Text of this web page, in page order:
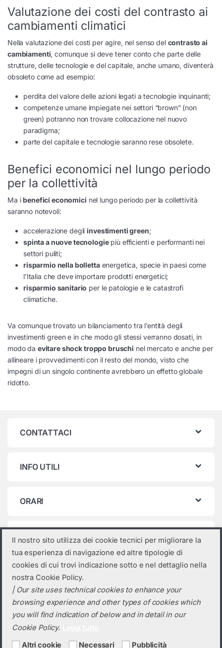
Valutazione dei costi del contrasto ai
cambiamenti climatici
Nella valutazione dei costi per agire, nel senso del contrasto ai
cambiamenti, comunque si deve tener conto che parte delle
strutture, delle tecnologie e del capitale, anche umano, diventerà
obsoleto come ad esempio:
perdita del valore delle azioni legati a tecnologie inquinanti;
competenze umane impiegate nei settori “brown” (non
green) potranno non trovare collocazione nel nuovo
paradigma;
parte del capitale e tecnologie saranno rese obsolete.
Benefici economici nel lungo periodo
per la collettività
Ma ibenefici economici nel lungo periodo per la collettività
saranno notevoli:
accelerazione degliinvestimenti green;
spinta a nuove tecnologiepiù efficienti e performanti nei
settori puliti;
risparmio nella bollettaenergetica, specie in paesi come
l’Italia che deve importare prodotti energetici;
risparmio sanitario per le patologie e le catastrofi
climatiche.
Va comunque trovato un bilanciamento tra l’entità degli
investimenti green e in che modo gli stessi verranno dosati, in
modo da evitare shock troppo bruschi nel mercato e anche per
allineare i provvedimenti con il resto del mondo, visto che
impegni di un singolo continente avrebbero un effetto globale
ridotto.
CONTATTACI
INFO UTILI
ORARI
Categorie prodotto
Seleziona una categoria
Il nostro sito utilizza dei cookie tecnici per migliorare la
tua esperienza di navigazione ed altre tipologie di
cookies di cui trovi indicazione sotto e nel dettaglio nella
nostra Cookie Policy.
| Our site uses technical cookies to enhance your
browsing experience and other types of cookies which
you will find indication of below and in detail in our
Cookie Policy.
Altri cookie Necessari Pubblicità